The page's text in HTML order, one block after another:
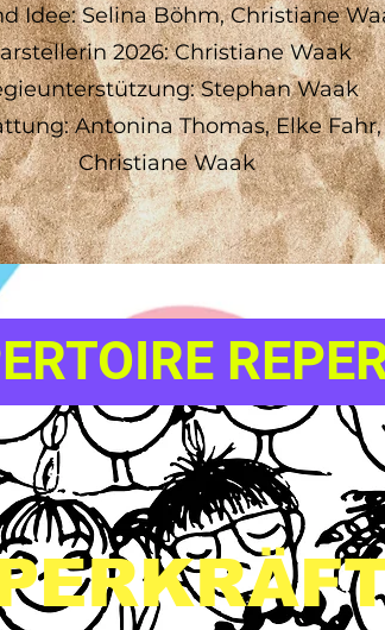
Idee: Selina Böhm, Christiane
2026: Christiane Waak
Stephan Waak
Antonina Thomas, Elke
Christiane Waak